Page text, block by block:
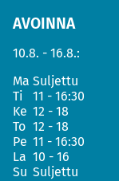
AVOINNA
10.8. - 16.8.:
Ma Suljettu
Ti
11 - 16:30
Ke 12 - 18
To 12 - 18
Pe 11 - 16:30
La 10 - 16
Su Suljettu